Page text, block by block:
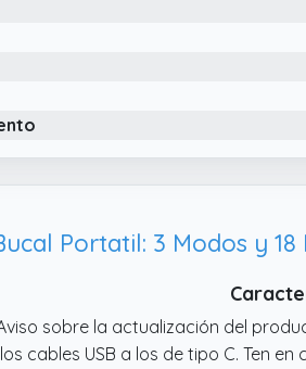
sobre la actualización del
cables USB a los de tipo C. Ten